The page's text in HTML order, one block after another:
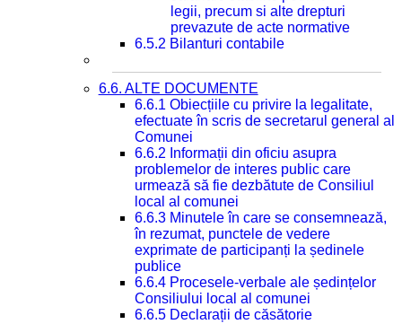
legii, precum si alte drepturi
prevazute de acte normative
6.5.2 Bilanturi contabile
6.6. ALTE DOCUMENTE
6.6.1 Obiecțiile cu privire la legalitate,
efectuate în scris de secretarul general al
Comunei
6.6.2 Informații din oficiu asupra
problemelor de interes public care
urmează să fie dezbătute de Consiliul
local al comunei
6.6.3 Minutele în care se consemnează,
în rezumat, punctele de vedere
exprimate de participanți la ședinele
publice
6.6.4 Procesele-verbale ale ședințelor
Consiliului local al comunei
6.6.5 Declarații de căsătorie